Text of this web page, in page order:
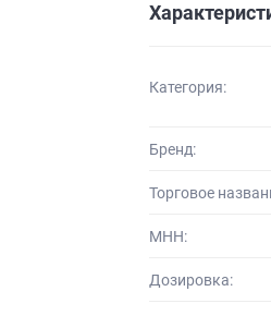
Категория:
Бренд:
Торговое
МНН:
Дозировка: